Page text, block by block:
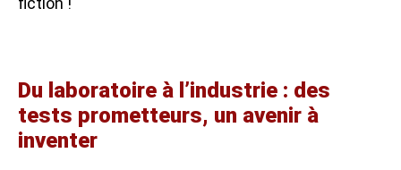
Du laboratoire à l’industrie : des
tests prometteurs, un avenir à
inventer